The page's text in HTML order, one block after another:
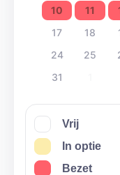
10
11
17
18
24
25
31
Vrij
In optie
Bezet